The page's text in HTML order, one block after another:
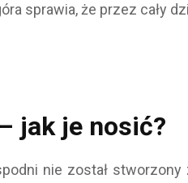
sprawia, że przez cały
jak je nosić?
nie został